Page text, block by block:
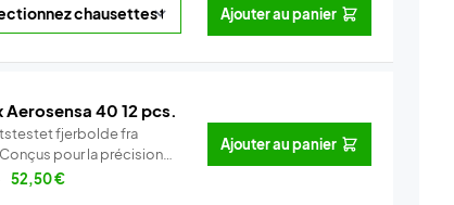
Ajouter au panier
Aerosensa 40 12 pcs.
fjerbolde fra
pour la précision
52,50€
Ajouter au panier